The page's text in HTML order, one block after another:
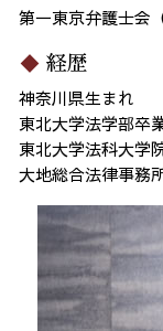
第一東京弁護士会
経歴
神奈川県生まれ
東北大学法学部卒
東北大学法科大学
大地総合法律事務